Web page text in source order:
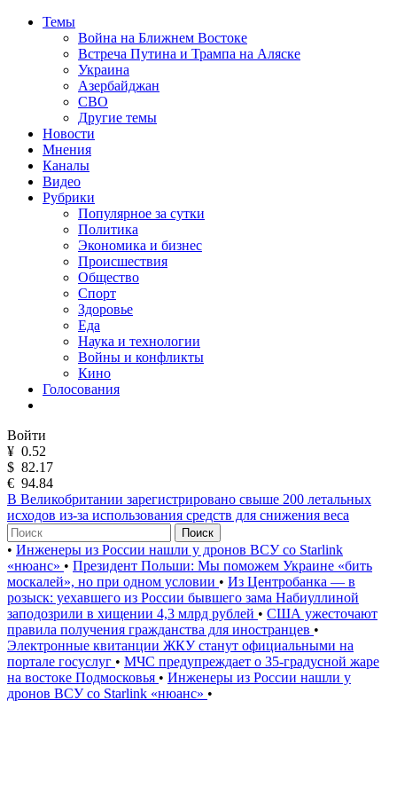
Темы
Война на Ближнем Востоке
Встреча Путина и Трампа на Аляске
Украина
Азербайджан
СВО
Другие темы
Новости
Мнения
Каналы
Видео
Рубрики
Популярное за сутки
Политика
Экономика и бизнес
Происшествия
Общество
Спорт
Здоровье
Еда
Наука и технологии
Войны и конфликты
Кино
Голосования
Войти
¥ 0.52
$ 82.17
€ 94.84
В Великобритании зарегистрировано свыше 200 летальных
исходов из-за использования средств для снижения веса
Поиск
• Инженеры из России нашли у дронов ВСУ со Starlink
«нюанс» • Президент Польши: Мы поможем Украине «бить
москалей», но при одном условии • Из Центробанка — в
розыск: уехавшего из России бывшего зама Набиуллиной
заподозрили в хищении 4,3 млрд рублей • США ужесточают
правила получения гражданства для иностранцев •
Электронные квитанции ЖКУ станут официальными на
портале госуслуг • МЧС предупреждает о 35-градусной жаре
на востоке Подмосковья • Инженеры из России нашли у
дронов ВСУ со Starlink «нюанс» •